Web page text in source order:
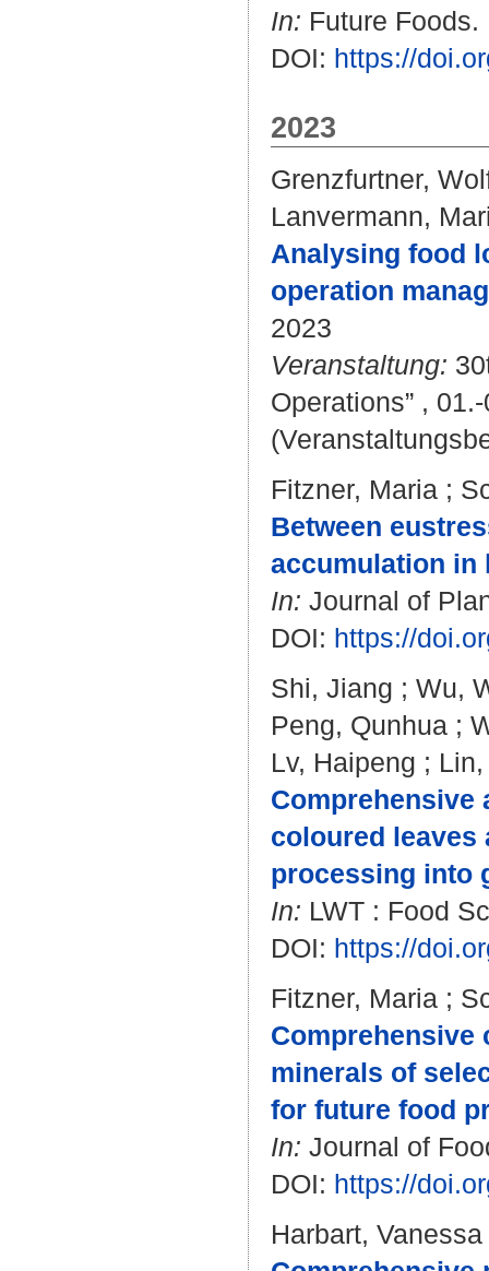
In: Future
DOI: https://
2023
Grenzfurtner,
Lanvermann,
Analysing food
operation
2023
Veranstaltung:
Operations” ,
Fitzner, Maria ;
Between
accumulation in
In: Journal of
DOI: https://
Shi, Jiang ; Wu,
Peng, Qunhua ;
Lv, Haipeng ;
Comprehensive
coloured leaves
processing into
In: LWT : Food
DOI: https://
Fitzner, Maria ;
Comprehensive
minerals of
for future food
In: Journal of
DOI: https://
Harbart, Vanessa